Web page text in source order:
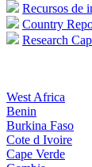
Recursos de
Country
Research
West Africa
Benin
Burkina Faso
Cote d Ivoire
Cape Verde